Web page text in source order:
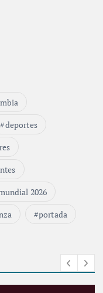
deportes
2026
portada